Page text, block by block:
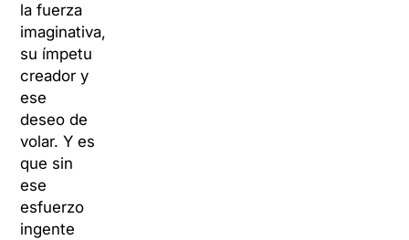
la fuerza
imaginativa,
su ímpetu
creador y
ese
deseo de
volar. Y es
que sin
ese
esfuerzo
ingente